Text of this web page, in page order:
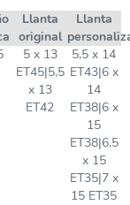
Llanta
original
Llanta
5 x 13
ET45|5,5
x 13
ET42
5,5 x 14
ET43|6 x
14
ET38|6 x
15
ET38|6,5
x 15
ET35|7 x
15 ET35